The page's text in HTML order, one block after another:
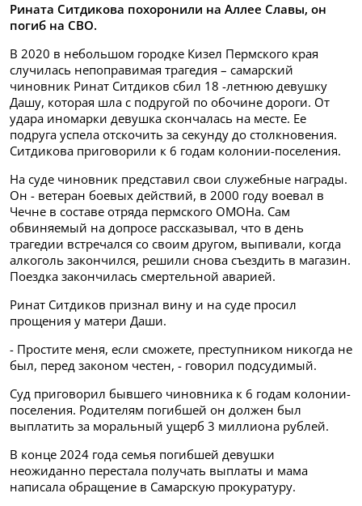
Рината Ситдикова похоронили на Аллее Славы, он
погиб на СВО.
В 2020 в небольшом городке Кизел Пермского края
случилась непоправимая трагедия – самарский
чиновник Ринат Ситдиков сбил 18 -летнюю девушку
Дашу, которая шла с подругой по обочине дороги. От
удара иномарки девушка скончалась на месте. Ее
подруга успела отскочить за секунду до столкновения.
Ситдикова приговорили к 6 годам колонии-поселения.
На суде чиновник представил свои служебные награды.
Он - ветеран боевых действий, в 2000 году воевал в
Чечне в составе отряда пермского ОМОНа. Сам
обвиняемый на допросе рассказывал, что в день
трагедии встречался со своим другом, выпивали, когда
алкоголь закончился, решили снова съездить в магазин.
Поездка закончилась смертельной аварией.
Ринат Ситдиков признал вину и на суде просил
прощения у матери Даши.
- Простите меня, если сможете, преступником никогда не
был, перед законом честен, - говорил подсудимый.
Суд приговорил бывшего чиновника к 6 годам колонии-
поселения. Родителям погибшей он должен был
выплатить за моральный ущерб 3 миллиона рублей.
В конце 2024 года семья погибшей девушки
неожиданно перестала получать выплаты и мама
написала обращение в Самарскую прокуратуру.